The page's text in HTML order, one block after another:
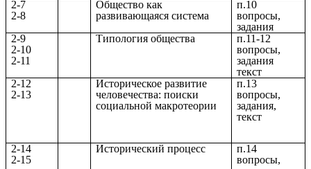
2-7
2-8
Общество как
развивающаяся система
п.10
вопросы,
задания
2-9
2-10
2-11
Типология общества
п.11-12
вопросы,
задания
текст
2-12
2-13
Историческое развитие
человечества: поиски
социальной макротеории
п.13
вопросы,
задания,
текст
2-14
2-15
Исторический процесс
п.14
вопросы,